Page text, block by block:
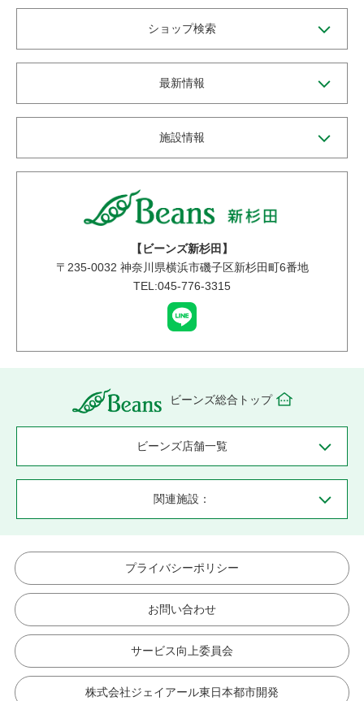
ショップ検索
最新情報
施設情報
【ビーンズ新杉田】
〒 235-0032 神奈川県横浜市磯子区新杉田町6番地
TEL:045-776-3315
ビーンズ総合トップ
ビーンズ店舗一覧
関連施設：
プライバシーポリシー
お問い合わせ
サービス向上委員会
株式会社ジェイアール東日本都市開発